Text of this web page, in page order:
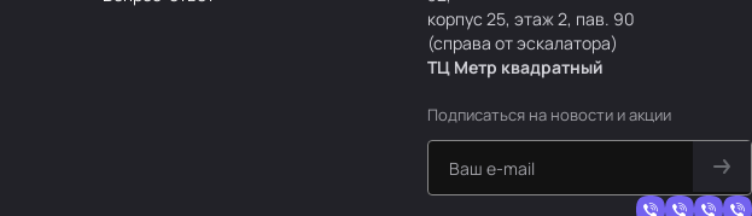
корпус 25, этаж 2, пав. 90
(справа от эскалатора)
ТЦ Метр квадратный
Подписаться на новости и акции